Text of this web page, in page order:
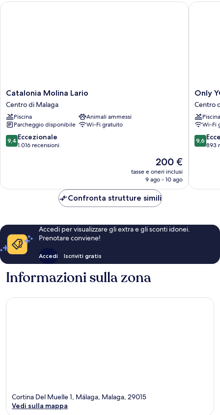
(View)
Catalonia
Molina
Lario
Centro
di
Malaga
Catalonia Molina Lario
Centro di Malaga
Piscina
Animali ammessi
Parcheggio disponibile
Wi-Fi gratuito
9.4
su
9,4 Eccezionale
1.016 recensioni
Il
prezzo
attuale
200 €
200 €
tasse e oneri inclusi
9 ago - 10 ago
Catalonia Molina Lario
Only
YOU
Hotel
Malaga
Centro
di
Malaga
Only
Centro
Piscina
Wi-Fi
9.6
su
9,6
893
Only
Confronta strutture simili
Accedi per visualizzare gli extra e gli sconti idonei.
Prenotare conviene!
Accedi Iscriviti gratis
Informazioni sulla zona
Cortina Del Muelle 1, Málaga, Malaga, 29015
Vedi sulla mappa